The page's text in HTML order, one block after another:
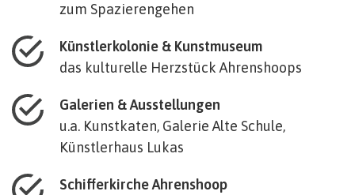
zum Spazierengehen
Künstlerkolonie & Kunstmuseum
das kulturelle Herzstück Ahrenshoops
Galerien & Ausstellungen
u.a. Kunstkaten, Galerie Alte Schule,
Künstlerhaus Lukas
Schifferkirche Ahrenshoop